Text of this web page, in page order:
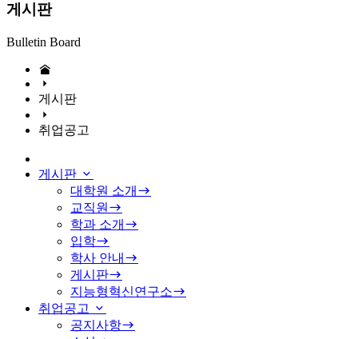
게시판
Bulletin Board
게시판
취업공고
게시판
대학원 소개
교직원
학과 소개
입학
학사 안내
게시판
지능형혁신연구소
취업공고
공지사항